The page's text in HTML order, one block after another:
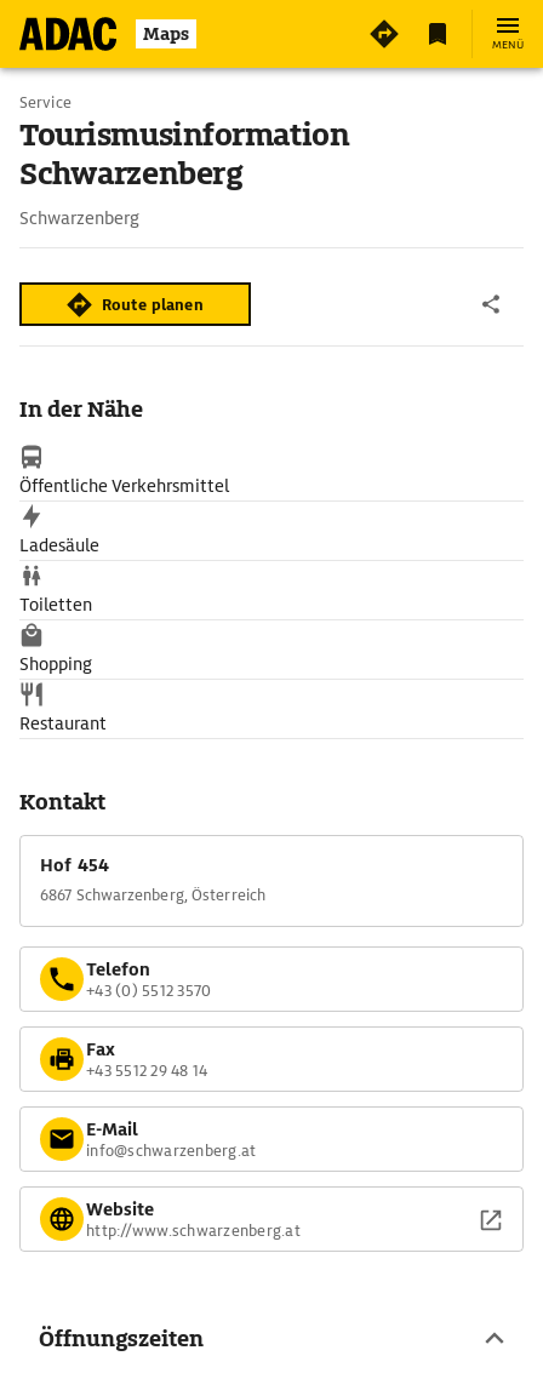
Maps MENÜ
Service
Tourismusinformation
Schwarzenberg
Schwarzenberg
Route planen
In der Nähe
Öffentliche Verkehrsmittel
Ladesäule
Toiletten
Shopping
Restaurant
Kontakt
Hof 454
6867 Schwarzenberg, Österreich
Telefon
+43 (0) 5512 3570
Fax
+43 5512 29 48 14
E-Mail
info@schwarzenberg.at
Website
http://www.schwarzenberg.at
Öffnungszeiten